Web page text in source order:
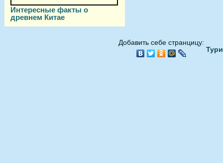
Интересные факты о
древнем Китае
Добавить себе странцицу: